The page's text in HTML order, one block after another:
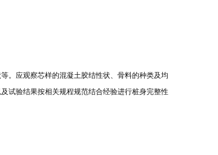
。应观察芯样的混凝土胶结性状、骨料的种类及均
试验结果按相关规程规范结合经验进行桩身完整性